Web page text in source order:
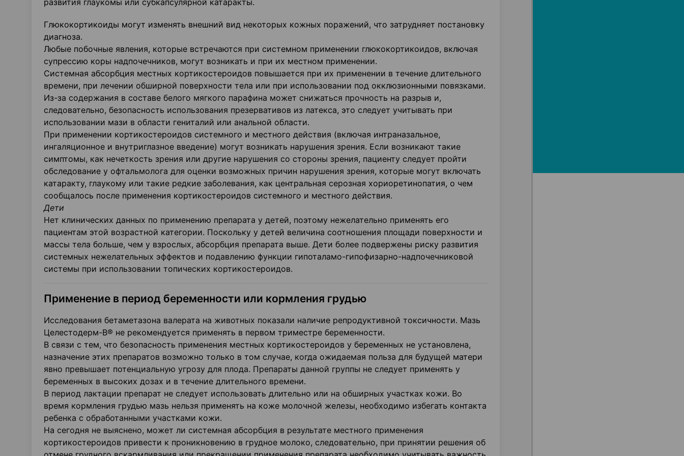
развития глаукомы или субкапсулярной катаракты.
Глюкокортикоиды могут изменять внешний вид некоторых кожных поражений, что затрудняет постановку
диагноза.
Любые побочные явления, которые встречаются при системном применении глюкокортикоидов, включая
супрессию коры надпочечников, могут возникать и при их местном применении.
Системная абсорбция местных кортикостероидов повышается при их применении в течение длительного
времени, при лечении обширной поверхности тела или при использовании под окклюзионными повязками.
Из-за содержания в составе белого мягкого парафина может снижаться прочность на разрыв и,
следовательно, безопасность использования презервативов из латекса, это следует учитывать при
использовании мази в области гениталий или анальной области.
При применении кортикостероидов системного и местного действия (включая интраназальное,
ингаляционное и внутриглазное введение) могут возникать нарушения зрения. Если возникают такие
симптомы, как нечеткость зрения или другие нарушения со стороны зрения, пациенту следует пройти
обследование у офтальмолога для оценки возможных причин нарушения зрения, которые могут включать
катаракту, глаукому или такие редкие заболевания, как центральная серозная хориоретинопатия, о чем
сообщалось после применения кортикостероидов системного и местного действия.
Дети
Нет клинических данных по применению препарата у детей, поэтому нежелательно применять его
пациентам этой возрастной категории. Поскольку у детей величина соотношения площади поверхности и
массы тела больше, чем у взрослых, абсорбция препарата выше. Дети более подвержены риску развития
системных нежелательных эффектов и подавлению функции гипоталамо-гипофизарно-надпочечниковой
системы при использовании топических кортикостероидов.
Применение в период беременности или кормления грудью
Исследования бетаметазона валерата на животных показали наличие репродуктивной токсичности. Мазь
Целестодерм-В® не рекомендуется применять в первом триместре беременности.
В связи с тем, что безопасность применения местных кортикостероидов у беременных не установлена,
назначение этих препаратов возможно только в том случае, когда ожидаемая польза для будущей матери
явно превышает потенциальную угрозу для плода. Препараты данной группы не следует применять у
беременных в высоких дозах и в течение длительного времени.
В период лактации препарат не следует использовать длительно или на обширных участках кожи. Во
время кормления грудью мазь нельзя применять на коже молочной железы, необходимо избегать контакта
ребенка с обработанными участками кожи.
На сегодня не выяснено, может ли системная абсорбция в результате местного применения
кортикостероидов привести к проникновению в грудное молоко, следовательно, при принятии решения об